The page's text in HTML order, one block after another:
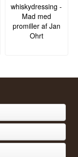
whiskydressing -
Mad med
promiller af Jan
Ohrt